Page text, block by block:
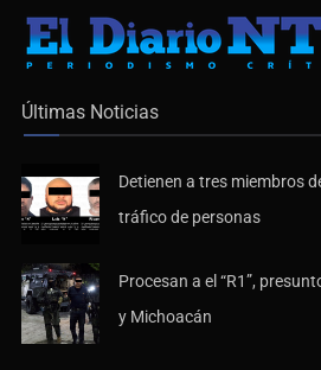
Últimas Noticias
Detienen a tres miembros
tráfico de personas
Procesan a el “R1”,
y Michoacán